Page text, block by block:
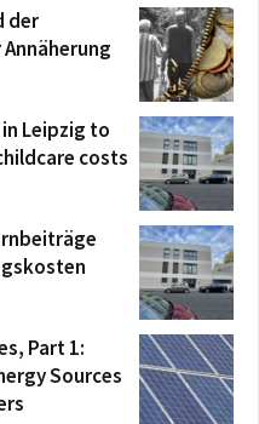
der
Leipzig to
costs
Part 1:
Sources